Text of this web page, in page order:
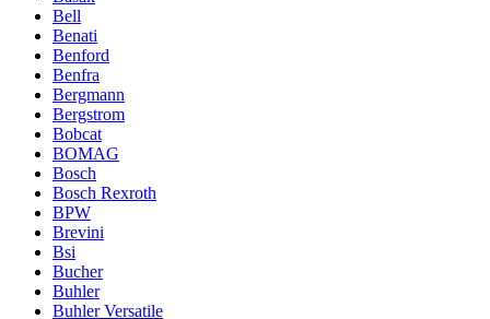
Bell
Benati
Benford
Benfra
Bergmann
Bergstrom
Bobcat
BOMAG
Bosch
Bosch Rexroth
BPW
Brevini
Bsi
Bucher
Buhler
Buhler Versatile